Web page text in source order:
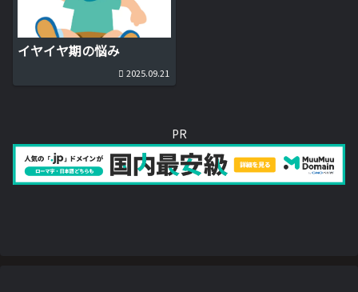
イヤイヤ期の悩み
2025.09.21
PR